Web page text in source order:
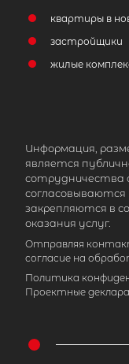
квартиры в
застройщики
жилые
Информация,
является
сотрудничества
согласовываются
закрепляются в
оказания услуг.
Отправляя
согласие на
Политика
Проектные